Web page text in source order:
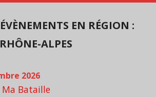
EN RÉGION :
ALPES
2026
Ma Bataille